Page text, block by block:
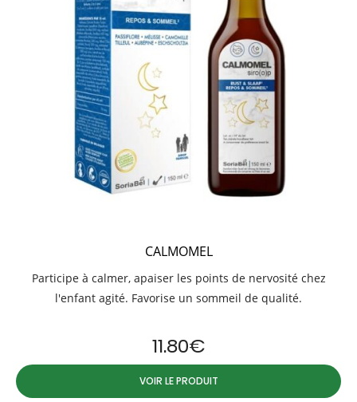
CALMOMEL
Participe à calmer, apaiser les points de nervosité chez
l'enfant agité. Favorise un sommeil de qualité.
11.80€
VOIR LE PRODUIT